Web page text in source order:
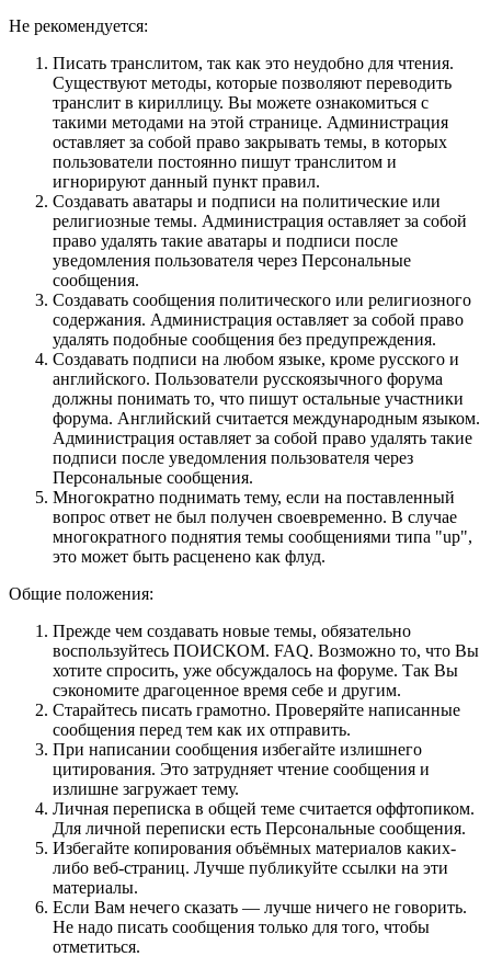
Не рекомендуется:
Писать транслитом, так как это неудобно для чтения.
Существуют методы, которые позволяют переводить
транслит в кириллицу. Вы можете ознакомиться с
такими методами на этой странице. Администрация
оставляет за собой право закрывать темы, в которых
пользователи постоянно пишут транслитом и
игнорируют данный пункт правил.
Создавать аватары и подписи на политические или
религиозные темы. Администрация оставляет за собой
право удалять такие аватары и подписи после
уведомления пользователя через Персональные
сообщения.
Создавать сообщения политического или религиозного
содержания. Администрация оставляет за собой право
удалять подобные сообщения без предупреждения.
Создавать подписи на любом языке, кроме русского и
английского. Пользователи русскоязычного форума
должны понимать то, что пишут остальные участники
форума. Английский считается международным языком.
Администрация оставляет за собой право удалять такие
подписи после уведомления пользователя через
Персональные сообщения.
Многократно поднимать тему, если на поставленный
вопрос ответ не был получен своевременно. В случае
многократного поднятия темы сообщениями типа "up",
это может быть расценено как флуд.
Общие положения:
Прежде чем создавать новые темы, обязательно
воспользуйтесь ПОИСКОМ. FAQ. Возможно то, что Вы
хотите спросить, уже обсуждалось на форуме. Так Вы
сэкономите драгоценное время себе и другим.
Старайтесь писать грамотно. Проверяйте написанные
сообщения перед тем как их отправить.
При написании сообщения избегайте излишнего
цитирования. Это затрудняет чтение сообщения и
излишне загружает тему.
Личная переписка в общей теме считается оффтопиком.
Для личной переписки есть Персональные сообщения.
Избегайте копирования объёмных материалов каких-
либо веб-страниц. Лучше публикуйте ссылки на эти
материалы.
Если Вам нечего сказать — лучше ничего не говорить.
Не надо писать сообщения только для того, чтобы
отметиться.